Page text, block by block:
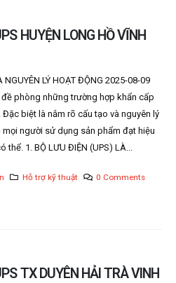
HUYỆN LONG HỒ VĨNH
NGUYÊN LÝ HOẠT ĐỘNG 2025-08-09
phòng những trường hợp khẩn cấp
biệt là nắm rõ cấu tạo và nguyên lý
người sử dụng sản phẩm đạt hiệu
1. BỘ LƯU ĐIỆN (UPS) LÀ...
Hỗ trợ kỹ thuật 0 Comments
TX DUYÊN HẢI TRÀ VINH